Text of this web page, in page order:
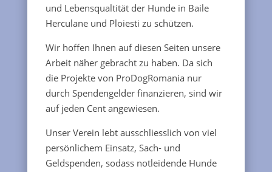
und Lebensqualtität der Hunde in Baile
Herculane und Ploiesti zu schützen.
Wir hoffen Ihnen auf diesen Seiten unsere
Arbeit näher gebracht zu haben. Da sich
die Projekte von ProDogRomania nur
durch Spendengelder finanzieren, sind wir
auf jeden Cent angewiesen.
Unser Verein lebt ausschliesslich von viel
persönlichem Einsatz, Sach- und
Geldspenden, sodass notleidende Hunde